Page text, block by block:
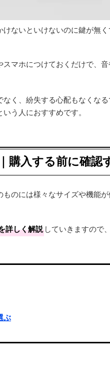
ないといけないのに鍵が無
マホにつけておくだけで、
く、紛失する心配もなくな
う人におすすめです。
購入する前に確認
のには様々なサイズや機能
詳しく解説 していきますので
ぶ